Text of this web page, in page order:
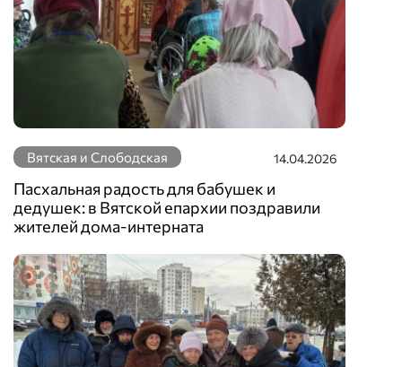
Вятская и Слободская 14.04.2026
Пасхальная радость для бабушек и
дедушек: в Вятской епархии поздравили
жителей дома-интерната